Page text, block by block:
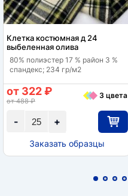
Клетка костюмная д 24
выбеленная олива
80% полиэстер 17 % район 3 %
спандекс; 234 гр/м2
+
-
от 322 ₽
от 488 ₽
3 цвета
Заказать образцы